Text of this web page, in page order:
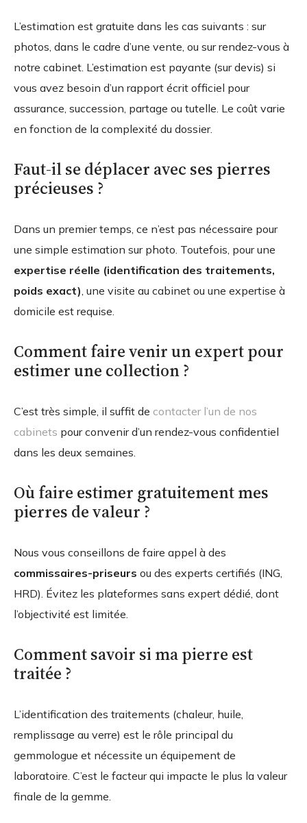
L’estimation est gratuite dans les cas suivants : sur
photos, dans le cadre d’une vente, ou sur rendez-vous à
notre cabinet. L’estimation est payante (sur devis) si
vous avez besoin d’un rapport écrit officiel pour
assurance, succession, partage ou tutelle. Le coût varie
en fonction de la complexité du dossier.
Faut-il se déplacer avec ses pierres
précieuses ?
Dans un premier temps, ce n’est pas nécessaire pour
une simple estimation sur photo. Toutefois, pour une
expertise réelle (identification des traitements,
poids exact), une visite au cabinet ou une expertise à
domicile est requise.
Comment faire venir un expert pour
estimer une collection ?
C’est très simple, il suffit de contacter l’un de nos
cabinets pour convenir d’un rendez-vous confidentiel
dans les deux semaines.
Où faire estimer gratuitement mes
pierres de valeur ?
Nous vous conseillons de faire appel à des
commissaires-priseurs ou des experts certifiés (ING,
HRD). Évitez les plateformes sans expert dédié, dont
l’objectivité est limitée.
Comment savoir si ma pierre est
traitée ?
L’identification des traitements (chaleur, huile,
remplissage au verre) est le rôle principal du
gemmologue et nécessite un équipement de
laboratoire. C’est le facteur qui impacte le plus la valeur
finale de la gemme.